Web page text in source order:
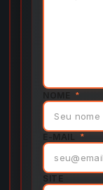
NOME *
E-MAIL *
SITE